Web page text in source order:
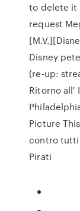
to delete it
request
Disney
(re-up:
Ritorno all'
Picture
contro tutti
Pirati